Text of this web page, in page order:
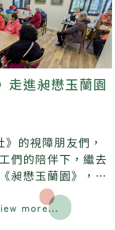
走進昶懋玉蘭園
的視障朋友們，
們的陪伴下，繼去
昶懋玉蘭園》，展
感官旅程。
more...